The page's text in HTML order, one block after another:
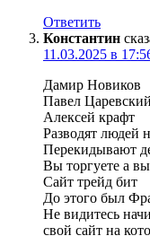
Ответить
Константин
11.03.2025 в
Дамир Новиков
Павел Царевский
Алексей крафт
Разводят людей
Перекидывают
Вы торгуете а
Сайт трейд бит
До этого был
Не видитесь
свой сайт на